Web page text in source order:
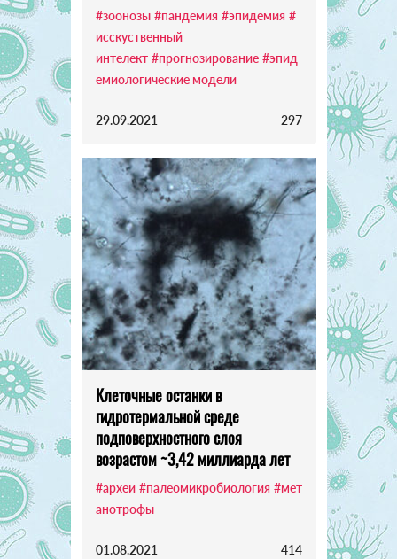
#зоонозы #пандемия #эпидемия #
исскуственный
интелект #прогнозирование #эпид
емиологические модели
29.09.2021 297
Клеточные останки в
гидротермальной среде
подповерхностного слоя
возрастом ~3,42 миллиарда лет
#археи #палеомикробиология #мет
анотрофы
01.08.2021 414